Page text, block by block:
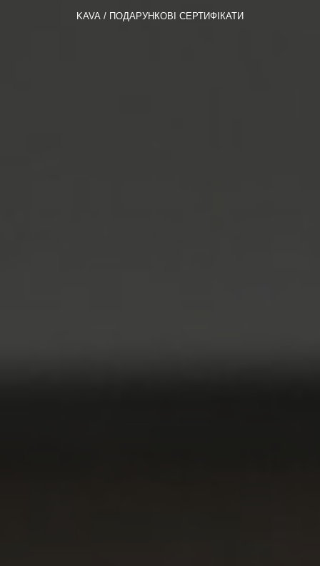
KAVA ПОДАРУНКОВІ СЕРТИФІКАТИ